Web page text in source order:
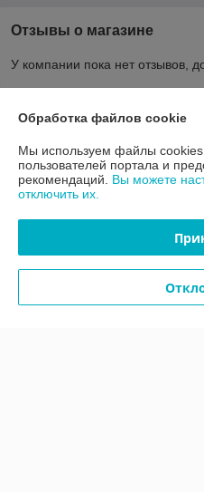
Отзывы о магазине
У компании пока нет отзывов,
О нас
Контакты
Доставка и оплата
Обработка файлов cookie
Мы используем файлы cookies
пользователей портала и
рекомендаций. Вы можете
отключить их.